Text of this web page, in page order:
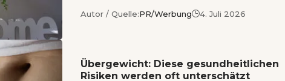
Autor / Quelle:PR/Werbung 4. Juli 2026
Übergewicht: Diese gesundheitlichen
Risiken werden oft unterschätzt